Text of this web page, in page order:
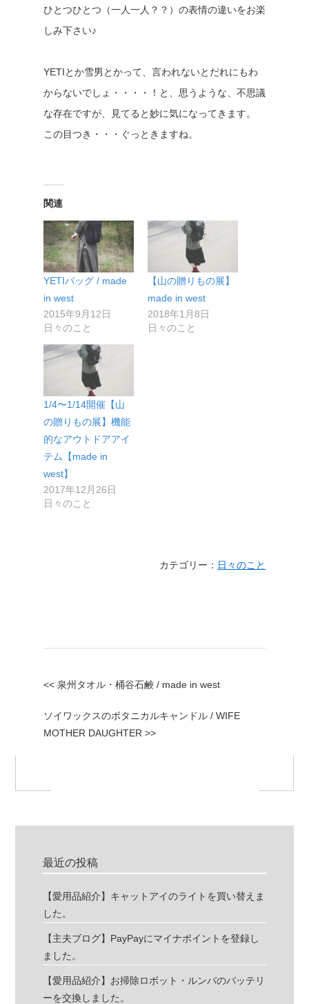
ひとつひとつ（一人一人？？）の表情の違いをお楽
しみ下さい♪
YETIとか雪男とかって、言われないとだれにもわ
からないでしょ・・・・！と、思うような、不思議
な存在ですが、見てると妙に気になってきます。
この目つき・・・ぐっときますね。
関連
YETIバッグ / made
in west
2015年9月12日
日々のこと
【山の贈りもの展】
made in west
2018年1月8日
日々のこと
1/4〜1/14開催【山
の贈りもの展】機能
的なアウトドアアイ
テム【made in
west】
2017年12月26日
日々のこと
カテゴリー： 日々のこと
<< 泉州タオル・桶谷石鹸 / made in west
ソイワックスのボタニカルキャンドル / WIFE
MOTHER DAUGHTER >>
最近の投稿
【愛用品紹介】キャットアイのライトを買い替えま
した。
【主夫ブログ】PayPayにマイナポイントを登録し
ました。
【愛用品紹介】お掃除ロボット・ルンバのバッテリ
ーを交換しました。